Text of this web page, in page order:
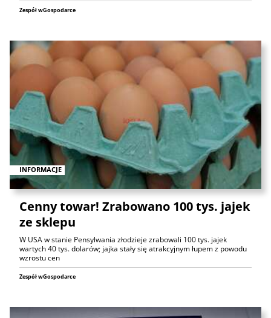
Zespół wGospodarce
INFORMACJE
Cenny towar! Zrabowano 100 tys. jajek
ze sklepu
W USA w stanie Pensylwania złodzieje zrabowali 100 tys. jajek
wartych 40 tys. dolarów; jajka stały się atrakcyjnym łupem z powodu
wzrostu cen
Zespół wGospodarce